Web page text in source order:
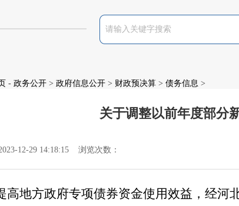
- 政务公开 > 政府信息公开 > 财政预决算 > 债务信息 >
关于调整以前年度部分
12-29 14:18:15 浏览次数：
高地方政府专项债券资金使用效益，经河